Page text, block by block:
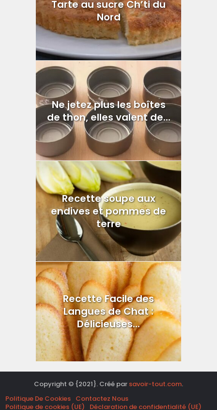
Tarte au sucre Ch’ti du
Nord
Ne jetez plus les boîtes
de thon, elles valent de...
Recette soupe aux
endives et pommes de
terre
Recette Facile des
Langues de Chat :
Délicieuses...
Copyright © {2021}. Créé par savoir-tout.com.
Politique De Cookies Contactez Nous
Politique de cookies (UE)
Déclaration de confidentialité (UE)